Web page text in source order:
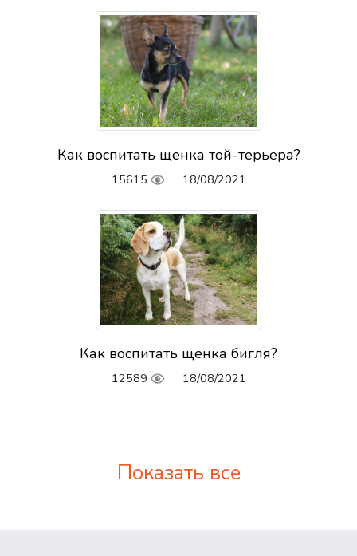
Как воспитать щенка той-терьера?
15615 18/08/2021
Как воспитать щенка бигля?
12589 18/08/2021
Показать все